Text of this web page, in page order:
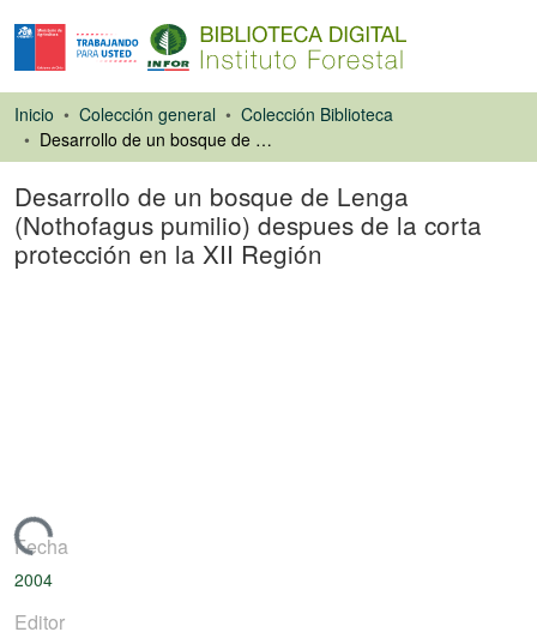
Inicio Colección general
Colección Biblioteca
Desarrollo de un bosque de Lenga (Nothofagus pumilio) despues de la corta protección en la XII Región
Desarrollo de un bosque de Lenga
(Nothofagus pumilio) despues de la corta
protección en la XII Región
Fecha
2004
Editor